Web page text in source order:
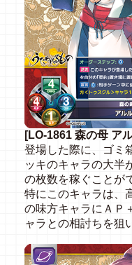
[LO-1861 森の母 ア
登場した際に、ゴミ
ッキのキャラの大半
の枚数を稼ぐことが
特にこのキャラは、
の味方キャラにＡＰ
ャラとの相討ちを狙